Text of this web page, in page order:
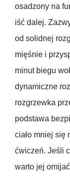
osadzony na
iść dalej.
od solidnej
mięśnie i
minut biegu
dynamiczne
rozgrzewka
podstawa
ciało mniej się
ćwiczeń. Jeśli
warto jej